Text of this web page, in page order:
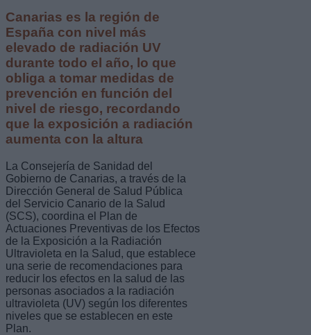
Canarias es la región de
España con nivel más
elevado de radiación UV
durante todo el año, lo que
obliga a tomar medidas de
prevención en función del
nivel de riesgo, recordando
que la exposición a radiación
aumenta con la altura
La Consejería de Sanidad del
Gobierno de Canarias, a través de la
Dirección General de Salud Pública
del Servicio Canario de la Salud
(SCS), coordina el Plan de
Actuaciones Preventivas de los Efectos
de la Exposición a la Radiación
Ultravioleta en la Salud, que establece
una serie de recomendaciones para
reducir los efectos en la salud de las
personas asociados a la radiación
ultravioleta (UV) según los diferentes
niveles que se establecen en este
Plan.